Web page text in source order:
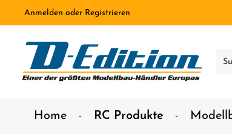
springen
Anmelden oder Registrieren
Home RC Produkte